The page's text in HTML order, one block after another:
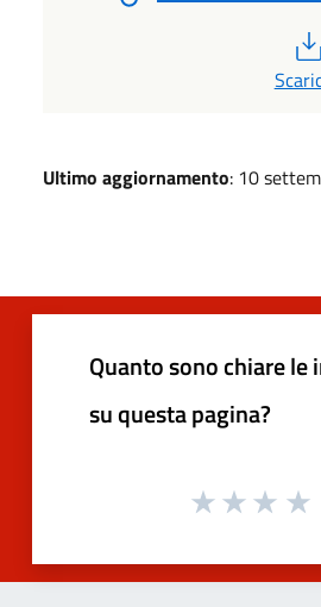
Ultimo aggiornamento: 10
Quanto sono chiare
su questa pagina?